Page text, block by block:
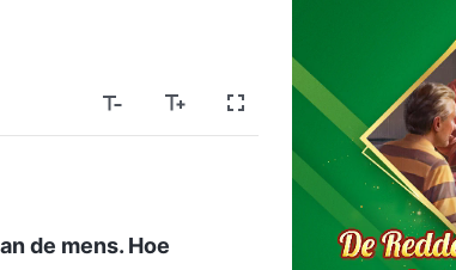
de mens. Hoe